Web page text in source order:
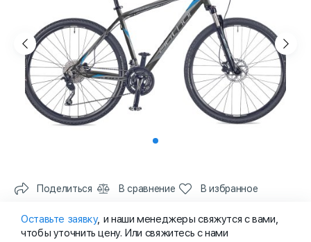
Поделиться В сравнение В избранное
Оставьте заявку, и наши менеджеры свяжутся с вами,
чтобы уточнить цену. Или свяжитесь с нами